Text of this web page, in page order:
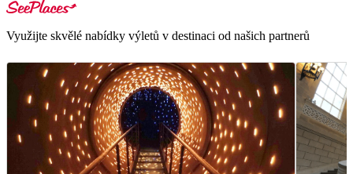
Využijte skvělé nabídky výletů v destinaci od našich partnerů